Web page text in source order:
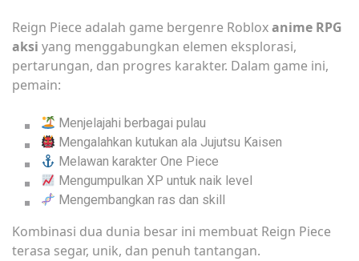
Reign Piece adalah game bergenre Robloxanime RPG
aksi yang menggabungkan elemen eksplorasi,
pertarungan, dan progres karakter. Dalam game ini,
pemain:
Menjelajahi berbagai pulau
Mengalahkan kutukan ala Jujutsu Kaisen
Melawan karakter One Piece
Mengumpulkan XP untuk naik level
Mengembangkan ras dan skill
Kombinasi dua dunia besar ini membuat Reign Piece
terasa segar, unik, dan penuh tantangan.